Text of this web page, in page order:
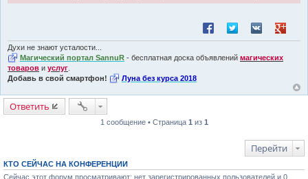
Поделиться в Facebook
Поделиться в
Поделиться
Духи не знают усталости...
Магический портал SannuR - бесплатная доска объявлений магических
товаров и услуг
Добавь в свой смартфон!
Луна без курса 2018
Ответить
1 сообщение • Страница 1 из 1
Перейти
КТО СЕЙЧАС НА КОНФЕРЕНЦИИ
Сейчас этот форум просматривают: нет зарегистрированных пользователей и 0